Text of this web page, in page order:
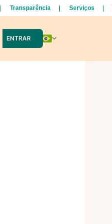
Transparência Serviços
ENTRAR